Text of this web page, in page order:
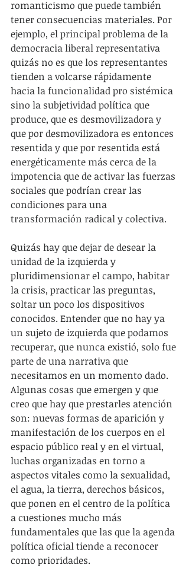
romanticismo que puede también
tener consecuencias materiales. Por
ejemplo, el principal problema de la
democracia liberal representativa
quizás no es que los representantes
tienden a volcarse rápidamente
hacia la funcionalidad pro sistémica
sino la subjetividad política que
produce, que es desmovilizadora y
que por desmovilizadora es entonces
resentida y que por resentida está
energéticamente más cerca de la
impotencia que de activar las fuerzas
sociales que podrían crear las
condiciones para una
transformación radical y colectiva.
Quizás hay que dejar de desear la
unidad de la izquierda y
pluridimensionar el campo, habitar
la crisis, practicar las preguntas,
soltar un poco los dispositivos
conocidos. Entender que no hay ya
un sujeto de izquierda que podamos
recuperar, que nunca existió, solo fue
parte de una narrativa que
necesitamos en un momento dado.
Algunas cosas que emergen y que
creo que hay que prestarles atención
son: nuevas formas de aparición y
manifestación de los cuerpos en el
espacio público real y en el virtual,
luchas organizadas en torno a
aspectos vitales como la sexualidad,
el agua, la tierra, derechos básicos,
que ponen en el centro de la política
a cuestiones mucho más
fundamentales que las que la agenda
política oficial tiende a reconocer
como prioridades.